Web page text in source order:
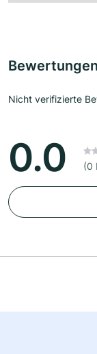
Bewertungen
Nicht verifizierte
0.0 (0